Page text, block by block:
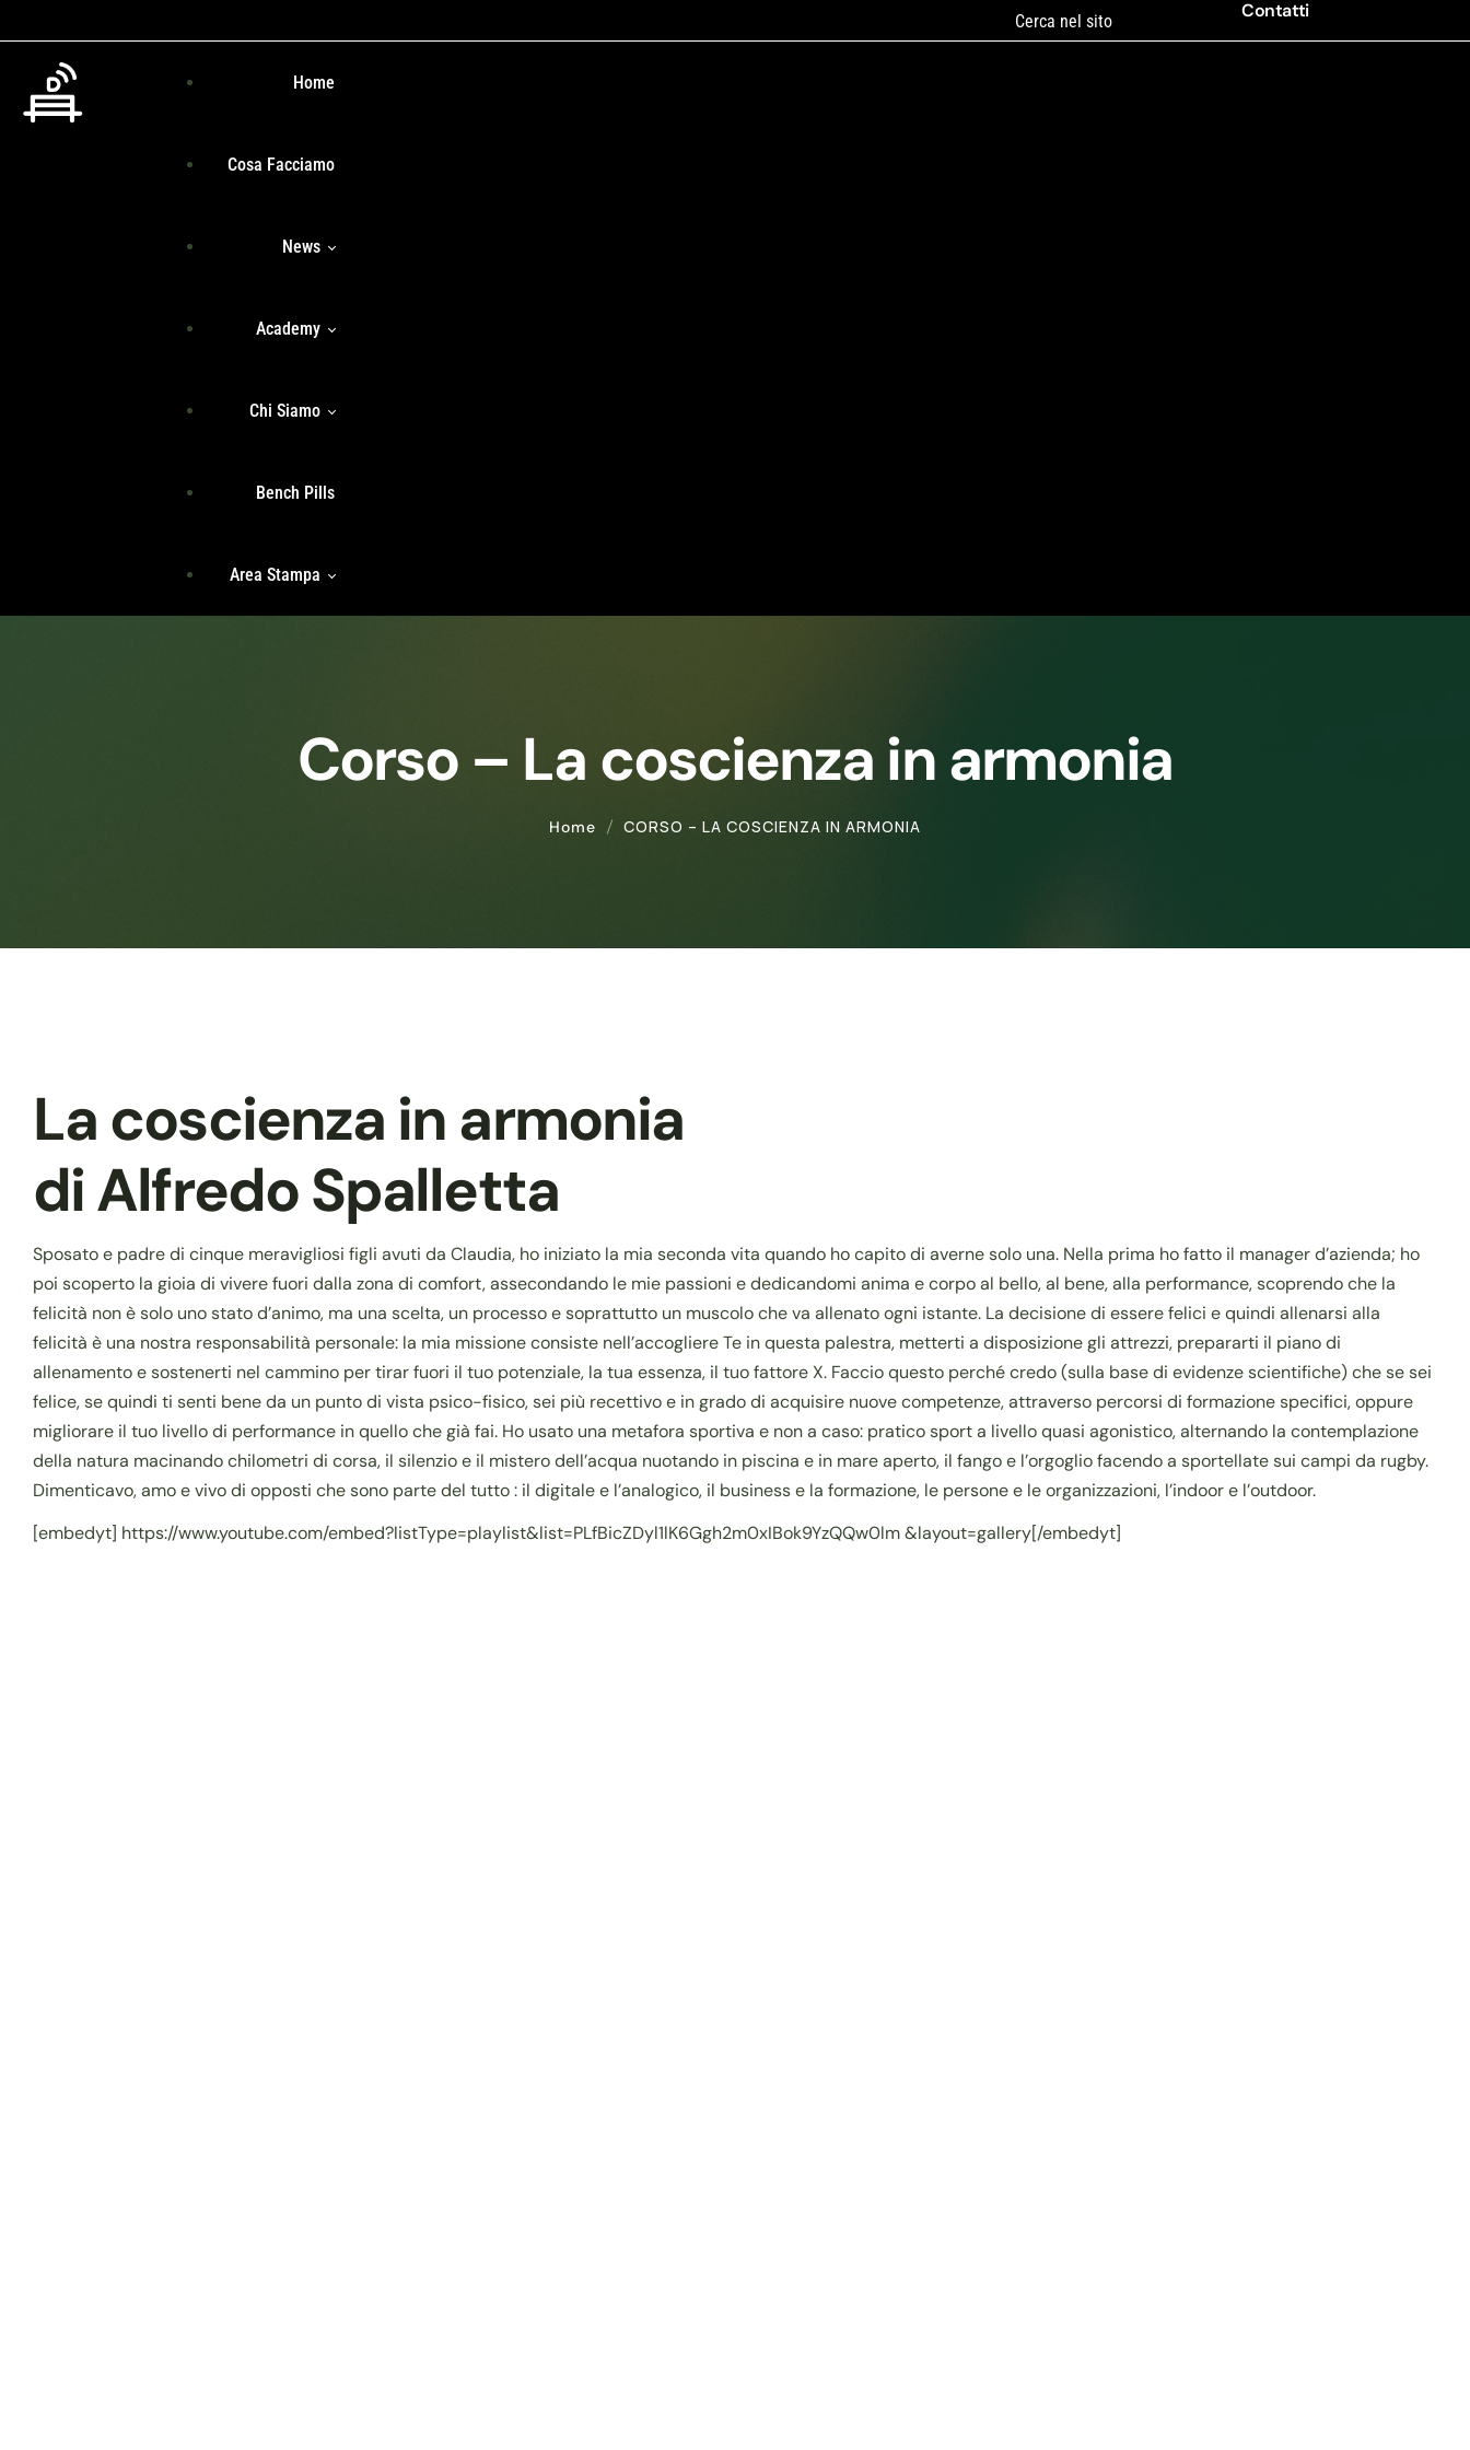
Contatti
Home
Cosa Facciamo
News
Academy
Storie Di Unicità
Chi Siamo
Bench Pills
Area Stampa
Comunicati StampaCorso – La coscienza in armonia
Home CORSO – LA COSCIENZA IN ARMONIA
La coscienza in armonia
di Alfredo Spalletta
Sposato e padre di cinque meravigliosi figli avuti da Claudia, ho iniziato la mia seconda vita quando ho capito di averne solo una. Nella prima ho fatto il manager d’azienda; ho
poi scoperto la gioia di vivere fuori dalla zona di comfort, assecondando le mie passioni e dedicandomi anima e corpo al bello, al bene, alla performance, scoprendo che la
felicità non è solo uno stato d’animo, ma una scelta, un processo e soprattutto un muscolo che va allenato ogni istante. La decisione di essere felici e quindi allenarsi alla
felicità è una nostra responsabilità personale: la mia missione consiste nell’accogliere Te in questa palestra, metterti a disposizione gli attrezzi, prepararti il piano di
allenamento e sostenerti nel cammino per tirar fuori il tuo potenziale, la tua essenza, il tuo fattore X. Faccio questo perché credo (sulla base di evidenze scientifiche) che se sei
felice, se quindi ti senti bene da un punto di vista psico-fisico, sei più recettivo e in grado di acquisire nuove competenze, attraverso percorsi di formazione specifici, oppure
migliorare il tuo livello di performance in quello che già fai. Ho usato una metafora sportiva e non a caso: pratico sport a livello quasi agonistico, alternando la contemplazione
della natura macinando chilometri di corsa, il silenzio e il mistero dell’acqua nuotando in piscina e in mare aperto, il fango e l’orgoglio facendo a sportellate sui campi da rugby.
Dimenticavo, amo e vivo di opposti che sono parte del tutto : il digitale e l’analogico, il business e la formazione, le persone e le organizzazioni, l’indoor e l’outdoor.
[embedyt] https://www.youtube.com/embed?listType=playlist&list=PLfBicZDyl1lK6Ggh2m0xIBok9YzQQw0lm &layout=gallery[/embedyt]